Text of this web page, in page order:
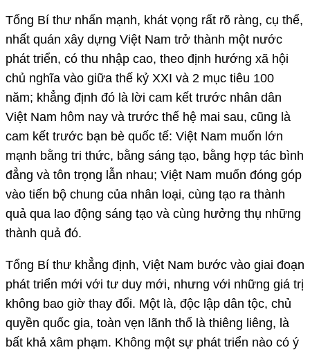
Tổng Bí thư nhấn mạnh, khát vọng rất rõ ràng, cụ thể,
nhất quán xây dựng Việt Nam trở thành một nước
phát triển, có thu nhập cao, theo định hướng xã hội
chủ nghĩa vào giữa thế kỷ XXI và 2 mục tiêu 100
năm; khẳng định đó là lời cam kết trước nhân dân
Việt Nam hôm nay và trước thế hệ mai sau, cũng là
cam kết trước bạn bè quốc tế: Việt Nam muốn lớn
mạnh bằng tri thức, bằng sáng tạo, bằng hợp tác bình
đẳng và tôn trọng lẫn nhau; Việt Nam muốn đóng góp
vào tiến bộ chung của nhân loại, cùng tạo ra thành
quả qua lao động sáng tạo và cùng hưởng thụ những
thành quả đó.
Tổng Bí thư khẳng định, Việt Nam bước vào giai đoạn
phát triển mới với tư duy mới, nhưng với những giá trị
không bao giờ thay đổi. Một là, độc lập dân tộc, chủ
quyền quốc gia, toàn vẹn lãnh thổ là thiêng liêng, là
bất khả xâm phạm. Không một sự phát triển nào có ý